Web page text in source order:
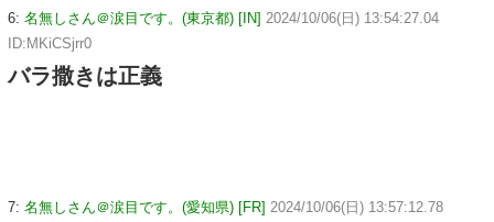
6: 名無しさん＠涙目です。(東京都) [IN] 2024/10/06(日) 13:54:27.04
ID:MKiCSjrr0
バラ撒きは正義
7: 名無しさん＠涙目です。(愛知県) [FR] 2024/10/06(日) 13:57:12.78